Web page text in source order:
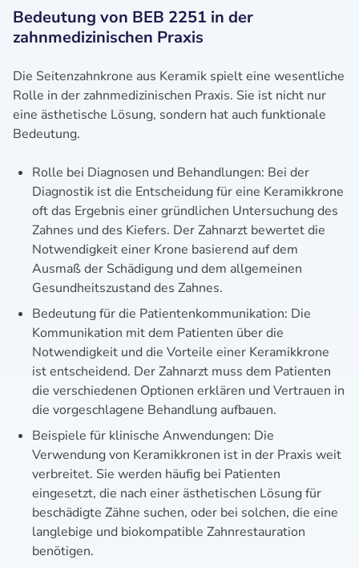
Bedeutung von BEB 2251 in der
zahnmedizinischen Praxis
Die Seitenzahnkrone aus Keramik spielt eine wesentliche
Rolle in der zahnmedizinischen Praxis. Sie ist nicht nur
eine ästhetische Lösung, sondern hat auch funktionale
Bedeutung.
Rolle bei Diagnosen und Behandlungen: Bei der
Diagnostik ist die Entscheidung für eine Keramikkrone
oft das Ergebnis einer gründlichen Untersuchung des
Zahnes und des Kiefers. Der Zahnarzt bewertet die
Notwendigkeit einer Krone basierend auf dem
Ausmaß der Schädigung und dem allgemeinen
Gesundheitszustand des Zahnes.
Bedeutung für die Patientenkommunikation: Die
Kommunikation mit dem Patienten über die
Notwendigkeit und die Vorteile einer Keramikkrone
ist entscheidend. Der Zahnarzt muss dem Patienten
die verschiedenen Optionen erklären und Vertrauen in
die vorgeschlagene Behandlung aufbauen.
Beispiele für klinische Anwendungen: Die
Verwendung von Keramikkronen ist in der Praxis weit
verbreitet. Sie werden häufig bei Patienten
eingesetzt, die nach einer ästhetischen Lösung für
beschädigte Zähne suchen, oder bei solchen, die eine
langlebige und biokompatible Zahnrestauration
benötigen.